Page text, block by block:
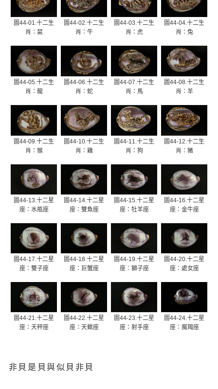
圖44-01.十二生
肖：鼠
圖44-02.十二生
肖：牛
圖44-03.十二生
肖：虎
圖44-04.十二生
肖：兔
圖44-05.十二生
肖：龍
圖44-06.十二生
肖：蛇
圖44-07.十二生
肖：馬
圖44-08.十二生
肖：羊
圖44-09.十二生
肖：猴
圖44-10.十二生
肖：雞
圖44-11.十二生
肖：狗
圖44-12.十二生
肖：豬
圖44-13.十二星
座：水瓶座
圖44-14.十二星
座：雙魚座
圖44-15.十二星
座：牡羊座
圖44-16.十二星
座：金牛座
圖44-17.十二星
座：雙子座
圖44-18.十二星
座：巨蟹座
圖44-19.十二星
座：獅子座
圖44-20.十二星
座：處女座
圖44-21.十二星
座：天秤座
圖44-22.十二星
座：天蠍座
圖44-23.十二星
座：射手座
圖44-24.十二星
座：魔羯座
非貝是貝與似貝非貝